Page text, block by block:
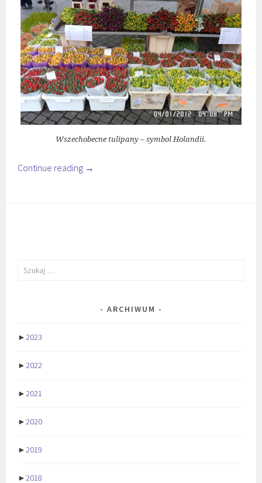
Wszechobecne tulipany – symbol Holandii.
Continue reading →
Szukaj:
ARCHIWUM
►2023
►2022
►2021
►2020
►2019
►2018